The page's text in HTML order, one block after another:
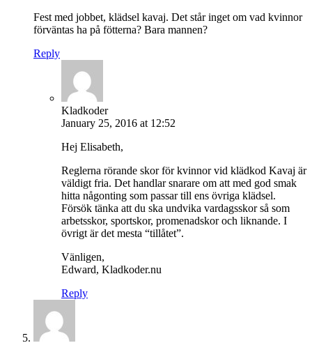
Fest med jobbet, klädsel kavaj. Det står inget om vad kvinnor
förväntas ha på fötterna? Bara mannen?
Reply
Kladkoder
January 25, 2016 at 12:52
Hej Elisabeth,
Reglerna rörande skor för kvinnor vid klädkod Kavaj är
väldigt fria. Det handlar snarare om att med god smak
hitta någonting som passar till ens övriga klädsel.
Försök tänka att du ska undvika vardagsskor så som
arbetsskor, sportskor, promenadskor och liknande. I
övrigt är det mesta “tillåtet”.
Vänligen,
Edward, Kladkoder.nu
Reply